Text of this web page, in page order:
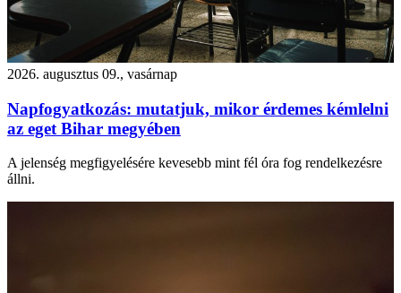
2026. augusztus 09., vasárnap
Napfogyatkozás: mutatjuk, mikor érdemes kémlelni
az eget Bihar megyében
A jelenség megfigyelésére kevesebb mint fél óra fog rendelkezésre
állni.